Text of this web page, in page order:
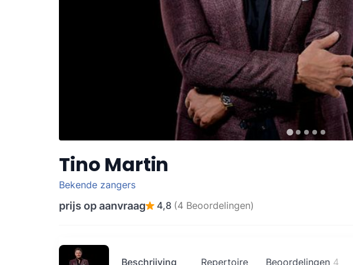
Tino Martin
Bekende zangers
prijs op aanvraag 4,8 (4 Beoordelingen)
Beschrijving Repertoire Beoordelingen 4